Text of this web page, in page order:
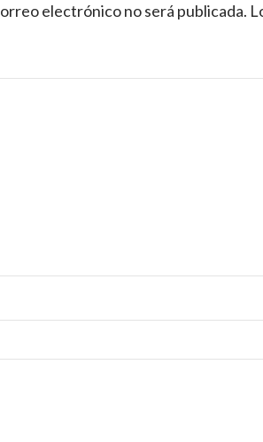
electrónico no será publicada.